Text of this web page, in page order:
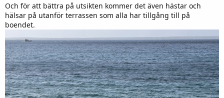
Och för att bättra på utsikten kommer det även hästar och
hälsar på utanför terrassen som alla har tillgång till på
boendet.